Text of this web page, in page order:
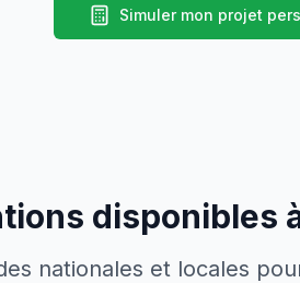
Simuler mon projet
disponibles
nationales et locales